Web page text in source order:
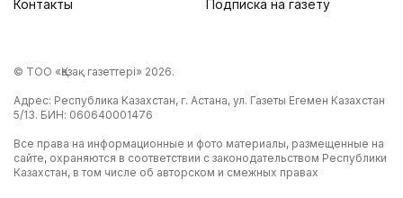
Контакты
Подписка на газету
© ТОО «Қазақ газеттері» 2026.
Адрес: Республика Казахстан, г. Астана, ул. Газеты Егемен Казахстан
5/13. БИН: 060640001476
Все права на информационные и фото материалы, размещенные на
сайте, охраняются в соответствии с законодательством Республики
Казахстан, в том числе об авторском и смежных правах